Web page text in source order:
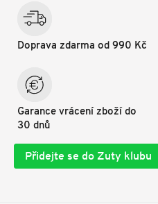
Doprava zdarma od 990 Kč
Garance vrácení zboží do
30 dnů
Přidejte se do Zuty klubu